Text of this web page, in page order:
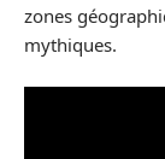
zones
mythiques.